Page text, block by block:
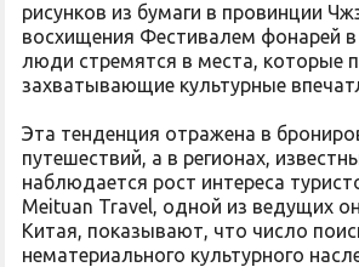
рисунков из бумаги в провинции
восхищения Фестивалем фонарей в
люди стремятся в места, которые
захватывающие культурные
Эта тенденция отражена в
путешествий, а в регионах,
наблюдается рост интереса
Meituan Travel, одной из ведущих
Китая, показывают, что число
нематериального культурного